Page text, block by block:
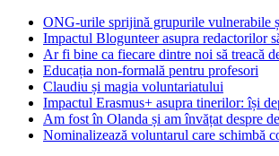
ONG-urile sprijină grupurile vulnerabile
Impactul Blogunteer asupra redactorilor
Ar fi bine ca fiecare dintre noi să treacă
Educația non-formală pentru profesori
Claudiu și magia voluntariatului
Impactul Erasmus+ asupra tinerilor: își
Am fost în Olanda și am învățat despre
Nominalizează voluntarul care schimbă